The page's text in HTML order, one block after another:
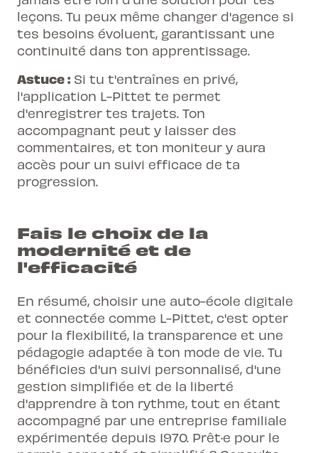
leçons. Tu peux même changer d'agence si
tes besoins évoluent, garantissant une
continuité dans ton apprentissage.
Astuce : Si tu t'entraînes en privé,
l'application L-Pittet te permet
d'enregistrer tes trajets. Ton
accompagnant peut y laisser des
commentaires, et ton moniteur y aura
accès pour un suivi efficace de ta
progression.
Fais le choix de la
modernité et de
l'efficacité
En résumé, choisir une auto-école digitale
et connectée comme L-Pittet, c'est opter
pour la flexibilité, la transparence et une
pédagogie adaptée à ton mode de vie. Tu
bénéficies d'un suivi personnalisé, d'une
gestion simplifiée et de la liberté
d'apprendre à ton rythme, tout en étant
accompagné par une entreprise familiale
expérimentée depuis 1970. Prêt·e pour le